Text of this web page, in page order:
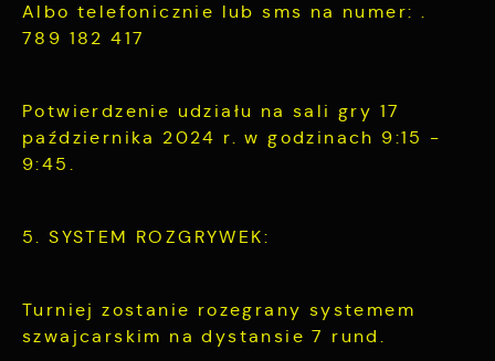
Albo telefonicznie lub sms na numer: .
789 182 417
Potwierdzenie udziału na sali gry 17
października 2024 r. w godzinach 9:15 -
9:45.
5. SYSTEM ROZGRYWEK:
Turniej zostanie rozegrany systemem
szwajcarskim na dystansie 7 rund.